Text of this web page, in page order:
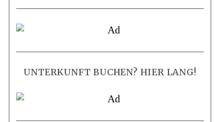
UNTERKUNFT BUCHEN? HIER LANG!